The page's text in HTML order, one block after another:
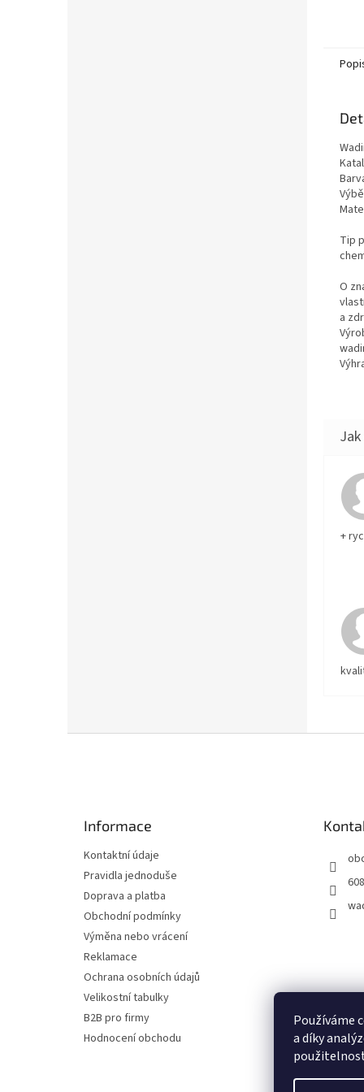
Používáme
a díky
Tip
O
a
+
Informace
Kontaktní údaje
Pravidla jednoduše
Doprava a platba
Obchodní podmínky
Výměna nebo vrácení
Reklamace
Ochrana osobních údajů
Velikostní tabulky
B2B pro firmy
Hodnocení obchodu